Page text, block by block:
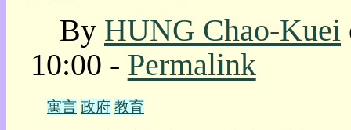
By HUNG Chao-Kuei
10:00 - Permalink
寓言 政府 教育